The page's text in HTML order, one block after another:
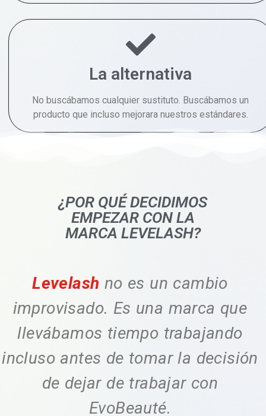
La alternativa
No buscábamos cualquier sustituto. Buscábamos un
producto que incluso mejorara nuestros estándares.
¿POR QUÉ DECIDIMOS
EMPEZAR CON LA
MARCA LEVELASH?
Levelash no es un cambio
improvisado. Es una marca que
llevábamos tiempo trabajando
incluso antes de tomar la decisión
de dejar de trabajar con
EvoBeauté.